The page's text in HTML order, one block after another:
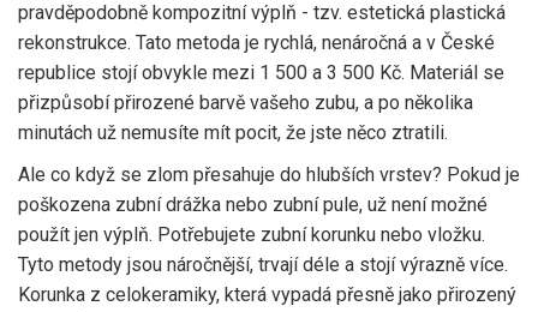
pravděpodobně kompozitní výplň - tzv. estetická plastická
rekonstrukce. Tato metoda je rychlá, nenáročná a v České
republice stojí obvykle mezi 1 500 a 3 500 Kč. Materiál se
přizpůsobí přirozené barvě vašeho zubu, a po několika
minutách už nemusíte mít pocit, že jste něco ztratili.
Ale co když se zlom přesahuje do hlubších vrstev? Pokud je
poškozena zubní drážka nebo zubní pule, už není možné
použít jen výplň. Potřebujete zubní korunku nebo vložku.
Tyto metody jsou náročnější, trvají déle a stojí výrazně více.
Korunka z celokeramiky, která vypadá přesně jako přirozený